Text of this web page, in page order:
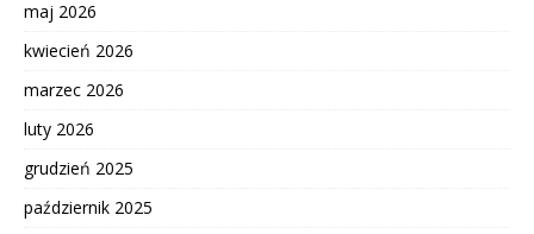
maj 2026
kwiecień 2026
marzec 2026
luty 2026
grudzień 2025
październik 2025